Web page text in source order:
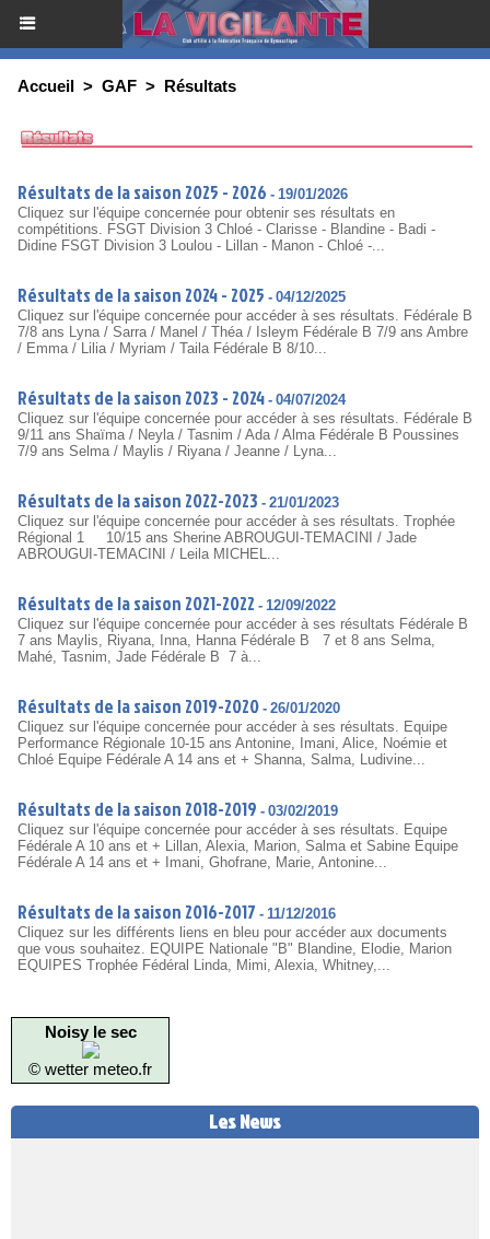
Accueil > GAF > Résultats
Résultats de la saison 2025 - 2026 - 19/01/2026
Cliquez sur l'équipe concernée pour obtenir ses résultats en
compétitions. FSGT Division 3 Chloé - Clarisse - Blandine - Badi -
Didine FSGT Division 3 Loulou - Lillan - Manon - Chloé -...
Résultats de la saison 2024 - 2025 - 04/12/2025
Cliquez sur l'équipe concernée pour accéder à ses résultats. Fédérale B
7/8 ans Lyna / Sarra / Manel / Théa / Isleym Fédérale B 7/9 ans Ambre
/ Emma / Lilia / Myriam / Taila Fédérale B 8/10...
Résultats de la saison 2023 - 2024 - 04/07/2024
Cliquez sur l'équipe concernée pour accéder à ses résultats. Fédérale B
9/11 ans Shaïma / Neyla / Tasnim / Ada / Alma Fédérale B Poussines
7/9 ans Selma / Maylis / Riyana / Jeanne / Lyna...
Résultats de la saison 2022-2023 - 21/01/2023
Cliquez sur l'équipe concernée pour accéder à ses résultats. Trophée
Régional 1 10/15 ans Sherine ABROUGUI-TEMACINI / Jade
ABROUGUI-TEMACINI / Leila MICHEL...
Résultats de la saison 2021-2022 - 12/09/2022
Cliquez sur l'équipe concernée pour accéder à ses résultats Fédérale B
7 ans Maylis, Riyana, Inna, Hanna Fédérale B 7 et 8 ans Selma,
Mahé, Tasnim, Jade Fédérale B 7 à...
Résultats de la saison 2019-2020 - 26/01/2020
Cliquez sur l'équipe concernée pour accéder à ses résultats. Equipe
Performance Régionale 10-15 ans Antonine, Imani, Alice, Noémie et
Chloé Equipe Fédérale A 14 ans et + Shanna, Salma, Ludivine...
Résultats de la saison 2018-2019 - 03/02/2019
Cliquez sur l'équipe concernée pour accéder à ses résultats. Equipe
Fédérale A 10 ans et + Lillan, Alexia, Marion, Salma et Sabine Equipe
Fédérale A 14 ans et + Imani, Ghofrane, Marie, Antonine...
Résultats de la saison 2016-2017 - 11/12/2016
Cliquez sur les différents liens en bleu pour accéder aux documents
que vous souhaitez. EQUIPE Nationale "B" Blandine, Elodie, Marion
EQUIPES Trophée Fédéral Linda, Mimi, Alexia, Whitney,...
Noisy le sec
© wetter meteo.fr
Les News